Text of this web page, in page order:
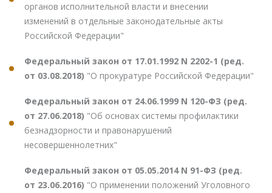
органов исполнительной власти и внесении
изменений в отдельные законодательные акты
Российской Федерации"
Федеральный закон от 17.01.1992 N 2202-1 (ред.
от 03.08.2018) "О прокуратуре Российской Федерации"
Федеральный закон от 24.06.1999 N 120-ФЗ (ред.
от 27.06.2018) "Об основах системы профилактики
безнадзорности и правонарушений
несовершеннолетних"
Федеральный закон от 05.05.2014 N 91-ФЗ (ред.
от 23.06.2016) "О применении положений Уголовного